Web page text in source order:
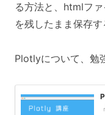
る方法と、htmlフ
を残したまま保存
Plotlyについて、勉